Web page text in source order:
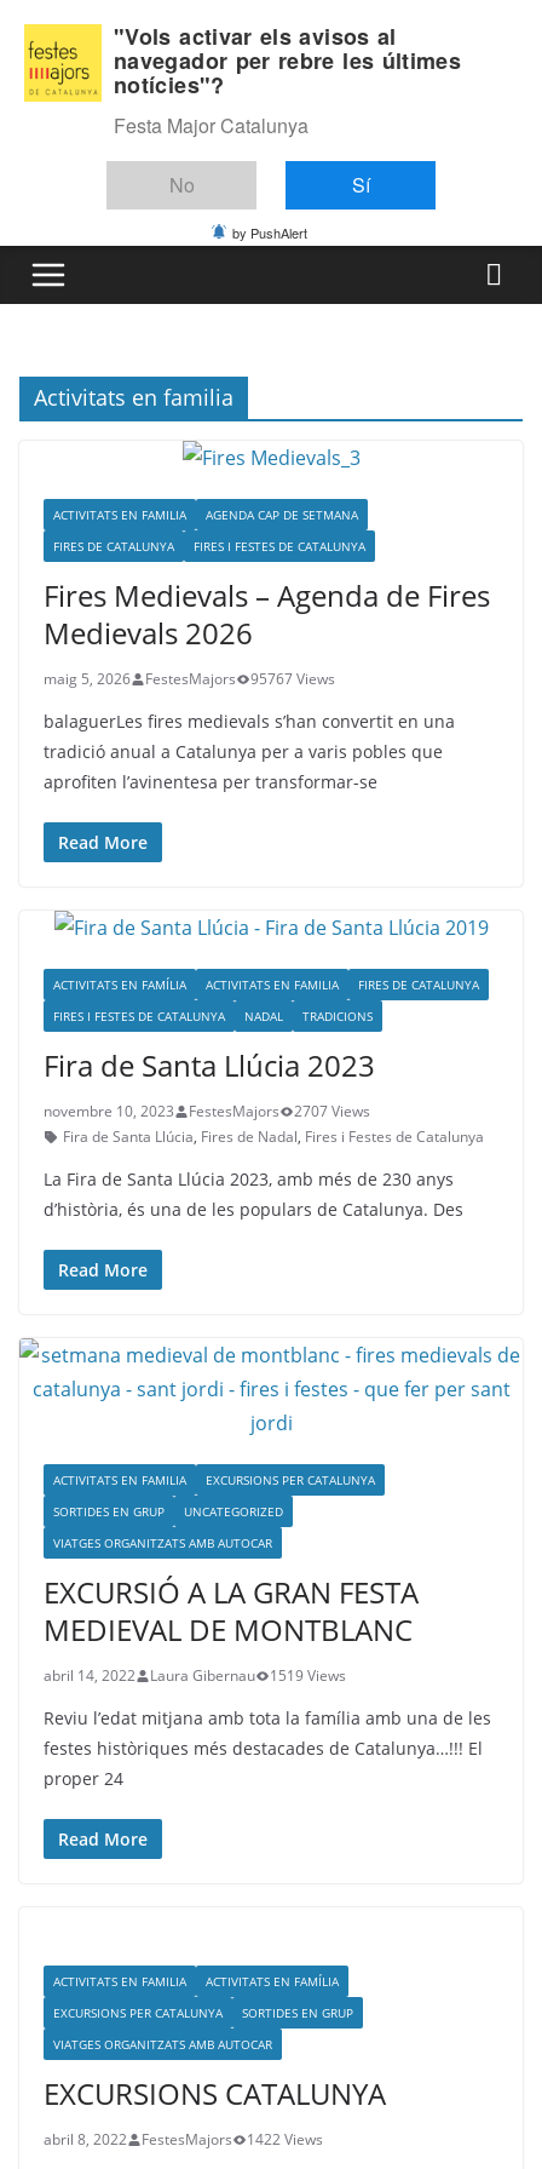
content
Dijous, agost 6, 2026
Última:
Activitats en familia
ACTIVITATS EN FAMILIA
AGENDA CAP DE SETMANA
FIRES DE CATALUNYA
FIRES I FESTES DE CATALUNYA
Fires Medievals – Agenda de Fires
Medievals 2026
maig 5, 2026 FestesMajors 95767 Views
balaguerLes fires medievals s’han convertit en una
tradició anual a Catalunya per a varis pobles que
aprofiten l’avinentesa per transformar-se
Read More
ACTIVITATS EN FAMÍLIA ACTIVITATS EN FAMILIA
FIRES DE CATALUNYA
FIRES I FESTES DE CATALUNYA
NADAL TRADICIONS
Fira de Santa Llúcia 2023
novembre 10, 2023 FestesMajors
2707 Views
Fira de Santa Llúcia, Fires de Nadal, Fires i Festes de Catalunya
La Fira de Santa Llúcia 2023, amb més de 230 anys
d’història, és una de les populars de Catalunya. Des
Read More
ACTIVITATS EN FAMILIA
EXCURSIONS PER CATALUNYA
SORTIDES EN GRUP
UNCATEGORIZED
VIATGES ORGANITZATS AMB AUTOCAR
EXCURSIÓ A LA GRAN FESTA
MEDIEVAL DE MONTBLANC
abril 14, 2022 Laura Gibernau 1519 Views
Reviu l’edat mitjana amb tota la família amb una de les
festes històriques més destacades de Catalunya…!!! El
proper 24
Read More
ACTIVITATS EN FAMILIA
ACTIVITATS EN FAMÍLIA
EXCURSIONS PER CATALUNYA
SORTIDES EN GRUP
VIATGES ORGANITZATS AMB AUTOCAR
EXCURSIONS CATALUNYA
abril 8, 2022 FestesMajors 1422 Views
"Vols activar els avisos al
navegador per rebre les últimes
notícies"?
Festa Major Catalunya
No Sí
by PushAlert